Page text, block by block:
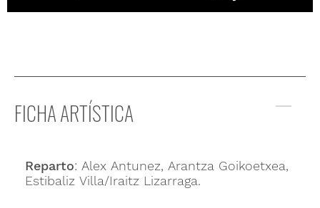
FICHA ARTÍSTICA
Reparto: Alex Antunez, Arantza Goikoetxea,
Estibaliz Villa/Iraitz Lizarraga.